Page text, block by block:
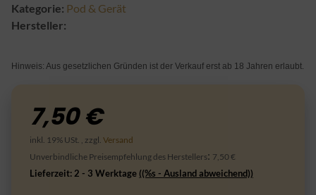
Kategorie: Pod & Gerät
Hersteller:
Hinweis: Aus gesetzlichen Gründen ist der Verkauf erst ab 18 Jahren erlaubt.
7,50 €
inkl. 19% USt. , zzgl. Versand
Unverbindliche Preisempfehlung des Herstellers: 7,50 €
Lieferzeit: 2 - 3 Werktage ((%s - Ausland abweichend))